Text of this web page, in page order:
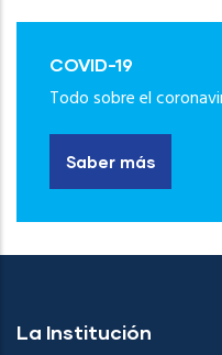
COVID-19
Todo sobre el
Saber más
La Institución